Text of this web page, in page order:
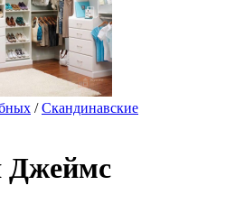
/Скандинавские
Джеймс